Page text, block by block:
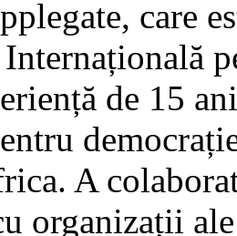
care
de 15
A
organizații